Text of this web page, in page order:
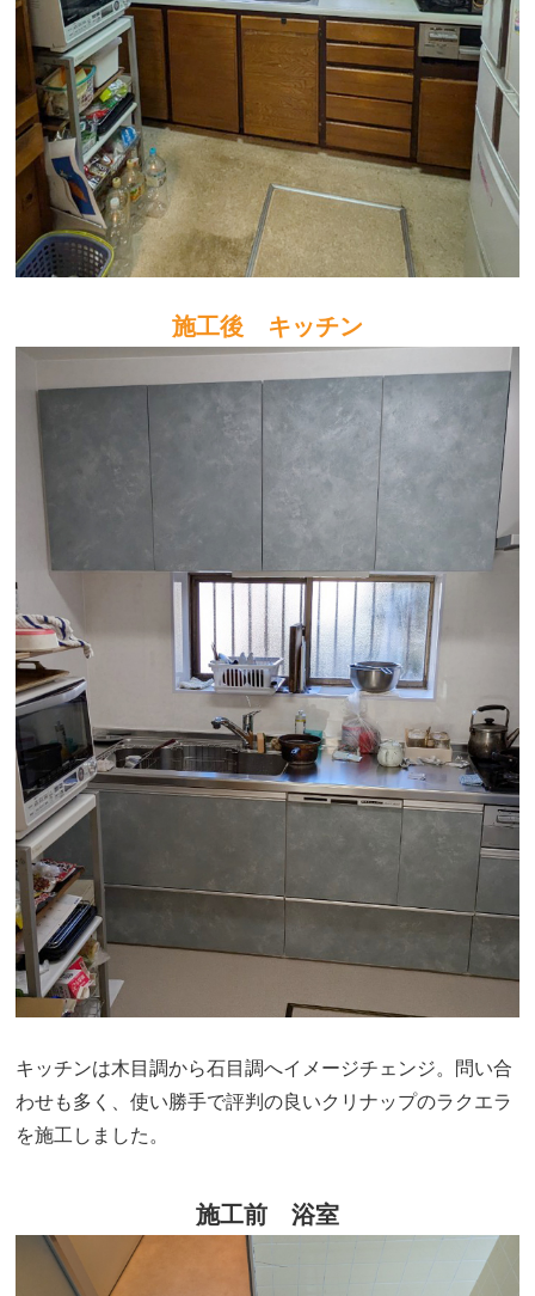
施工後 キッチン
キッチンは木目調から石目調へイメージチェンジ。問い合
わせも多く、使い勝手で評判の良いクリナップのラクエラ
を施工しました。
施工前 浴室